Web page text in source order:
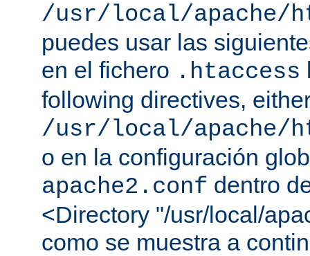
/usr/local/apache/
puedes usar las
en el fichero .htaccess
following directives,
/usr/local/apache/
o en la configuración
apache2.conf dentro
<Directory "/usr/local/
como se muestra a